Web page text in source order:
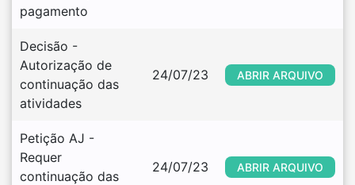
pagamento
Decisão -
Autorização de
continuação das
atividades
24/07/23 ABRIR ARQUIVO
Petição AJ -
Requer
continuação das
24/07/23 ABRIR ARQUIVO